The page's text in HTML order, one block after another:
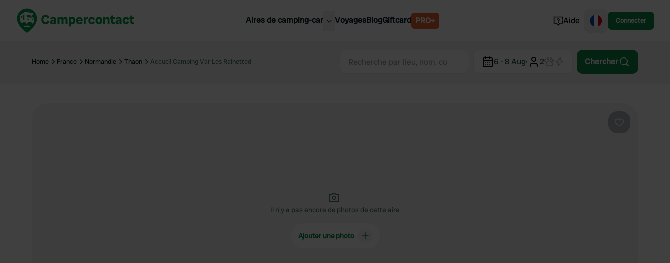
Aires de camping-car
France
France
Slovénie
VoyagesBlogGiftcard PRO+ Aide Connecter
Home France Normandie Thaon Accueil Camping Var Les Rainetted 6 - 8 Aug· 2 Chercher
Il n'y a pas encore de photos de cette aire
Ajouter une photo